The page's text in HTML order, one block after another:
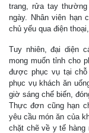
trang, rửa tay
ngày. Nhân viên hạn
chủ yếu qua điện
Tuy nhiên, đại diện
mong muốn tỉnh cho
được phục vụ tại
phục vụ khách ăn
giờ sáng chế biến,
Thực đơn cũng hạn
yêu cầu món ăn của
chặt chẽ về y tế hàng